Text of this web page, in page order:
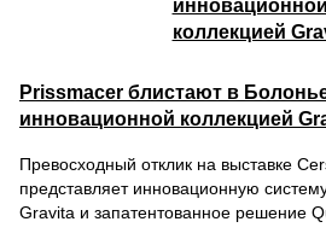
Prissmacer блистают в
инновационной коллекцией
Превосходный отклик на выставке
представляет инновационную
Gravita и запатентованное решение